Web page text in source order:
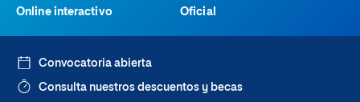
Online interactivo
Oficial
Convocatoria abierta
Consulta nuestros descuentos y becas